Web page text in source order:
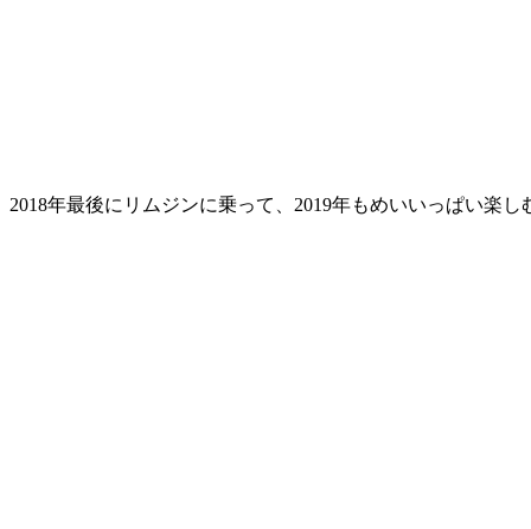
2018年最後にリムジンに乗って、2019年もめいいっぱい楽